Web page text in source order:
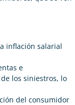
inflación salarial
e
los siniestros, lo
del consumidor